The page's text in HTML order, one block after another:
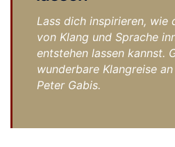
Lass dich inspirieren, wie
von Klang und Sprache
entstehen lassen kannst.
wunderbare Klangreise
Peter Gabis.